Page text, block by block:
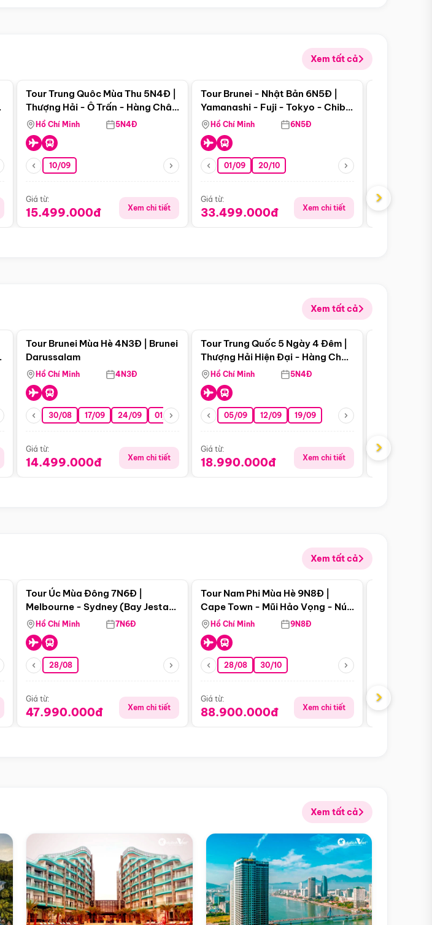
Xem tất cả
Tour Trung Quôc Mùa Thu 5N4Đ |
Thượng Hải - Ô Trấn - Hàng Châu
(Tour Không Shopping)
Hồ Chí Minh 5N4Đ
10/09
Giá từ:
15.499.000đ Xem chi tiết
Điểm nổi bật
Tour Brunei - Nhật Bản 6N5Đ |
Yamanashi - Fuji - Tokyo - Chiba
- Freeday
Hồ Chí Minh 6N5Đ
01/09 20/10
Giá từ:
33.499.000đ Xem chi tiết
Giá từ:
›
Xem tất cả
Tour Brunei Mùa Hè 4N3Đ | Brunei
Darussalam
Hồ Chí Minh 4N3Đ
30/08 17/09 24/09 01/10 15/10 29/10
Giá từ:
14.499.000đ Xem chi tiết
Điểm nổi bật
Tour Trung Quốc 5 Ngày 4 Đêm |
Thượng Hải Hiện Đại - Hàng Châu
Nên Thơ - Ô Trấn Cổ Kính
Hồ Chí Minh 5N4Đ
05/09 12/09 19/09
Giá từ:
18.990.000đ Xem chi tiết
Giá từ:
›
Xem tất cả
Tour Úc Mùa Đông 7N6Đ |
Melbourne - Sydney (Bay Jestar
Airways)
Hồ Chí Minh 7N6Đ
28/08
Giá từ:
47.990.000đ Xem chi tiết
Điểm nổi bật
Tour Nam Phi Mùa Hè 9N8Đ |
Cape Town - Mũi Hảo Vọng - Núi
Bàn - Johannesburg - Pretoria -
Safari - Lodge
Hồ Chí Minh 9N8Đ
28/08 30/10
Giá từ:
88.900.000đ Xem chi tiết
Giá từ:
›
Xem tất cả